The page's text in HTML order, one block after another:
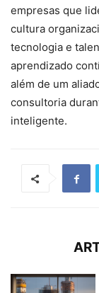
empresas que
cultura
tecnologia e
aprendizado
além de um
consultoria
inteligente.